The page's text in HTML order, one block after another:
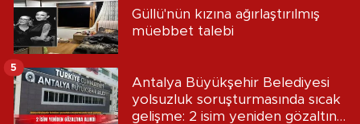
Güllü'nün kızına ağırlaştırılmış
müebbet talebi
Antalya Büyükşehir Belediyesi
yolsuzluk soruşturmasında sıcak
gelişme: 2 isim yeniden gözaltına
5